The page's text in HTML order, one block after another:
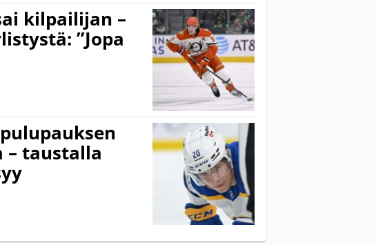
kilpailijan –
”Jopa
– taustalla